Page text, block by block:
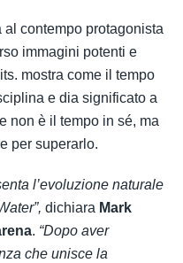
contempo protagonista
immagini potenti e
mostra come il tempo
e dia significato a
non è il tempo in sé, ma
per superarlo.
l’evoluzione naturale
dichiara Mark
. “Dopo aver
che unisce la